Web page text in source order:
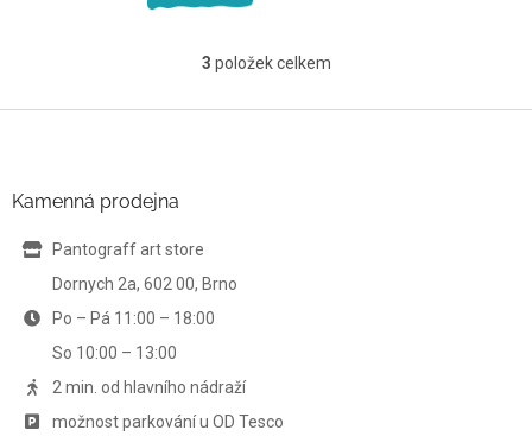
O
l
3 položek celkem
Kamenná prodejna
Pantograff art store
Dornych 2a, 602 00, Brno
Po – Pá 11:00 – 18:00
So 10:00 – 13:00
2 min. od hlavního nádraží
možnost parkování u OD Tesco